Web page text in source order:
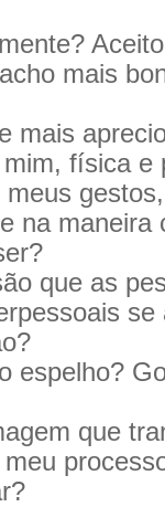
mais
mais
física e
na
que as
espelho?
que